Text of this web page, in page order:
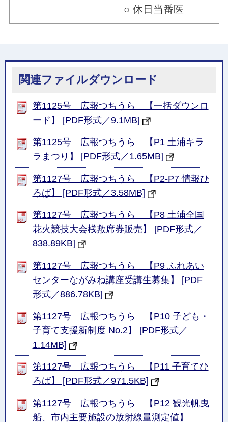
○ 休日当番医
関連ファイルダウンロード
第1125号 広報つちうら 【一括ダウンロ
ード】 [PDF形式／9.1MB]
第1125号 広報つちうら 【P1 土浦キラ
ラまつり】 [PDF形式／1.65MB]
第1127号 広報つちうら 【P2-P7 情報ひ
ろば】 [PDF形式／3.58MB]
第1127号 広報つちうら 【P8 土浦全国
花火競技大会桟敷席券販売】 [PDF形式／
838.89KB]
第1127号 広報つちうら 【P9 ふれあい
センターながみね講座受講生募集】 [PDF
形式／886.78KB]
第1127号 広報つちうら 【P10 子ども・
子育て支援新制度 No.2】 [PDF形式／
1.14MB]
第1127号 広報つちうら 【P11 子育てひ
ろば】 [PDF形式／971.5KB]
第1127号 広報つちうら 【P12 観光帆曳
船、市内主要施設の放射線量測定値】